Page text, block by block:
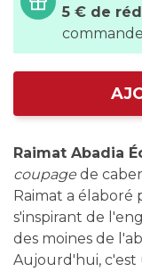
5 € de
commande
Raimat Abadia
coupage de
Raimat a élaboré
s'inspirant de
des moines de
Aujourd'hui, c'est